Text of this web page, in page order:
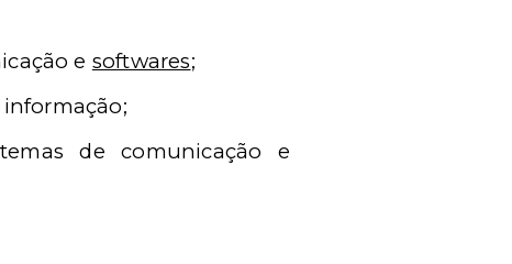
e softwares;
de comunicação e